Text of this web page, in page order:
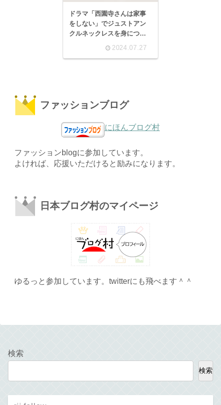
ドラマ「西園寺さんは家事
をしない」でジュストアン
クルネックレスを身につけ
2024.07.27
ファッションブログ
にほんブログ村
ファッションblogに参加しています。
よければ、応援いただけると励みになります。
日本ブログ村のマイページ
ゆるっと参加しています。twitterにも飛べます＾＾
検索
検索